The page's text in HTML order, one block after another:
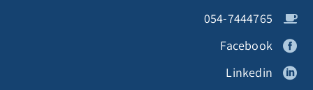
054-7444765
Facebook
Linkedin